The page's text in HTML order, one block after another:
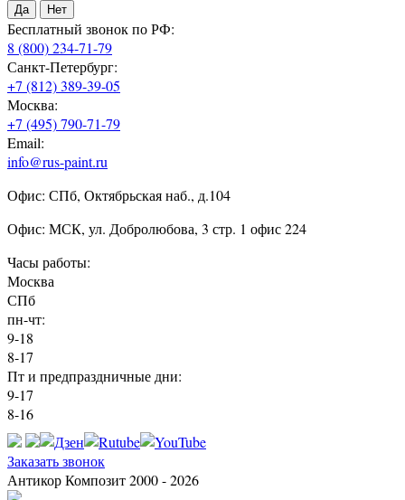
Да Нет
Бесплатный звонок по РФ:
8 (800) 234-71-79
Санкт-Петербург:
+7 (812) 389-39-05
Москва:
+7 (495) 790-71-79
Email:
info@rus-paint.ru
Офис: СПб, Октябрьская наб., д.104
Офис: МСК, ул. Добролюбова, 3 стр. 1 офис 224
Часы работы:
Москва
СПб
пн-чт:
9-18
8-17
Пт и предпраздничные дни:
9-17
8-16
Заказать звонок
Антикор Композит 2000 - 2026